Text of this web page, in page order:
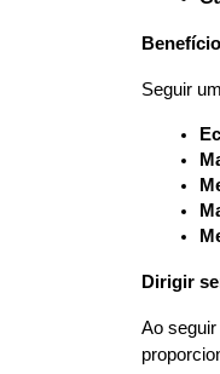
Seguir
Dirigir
Ao